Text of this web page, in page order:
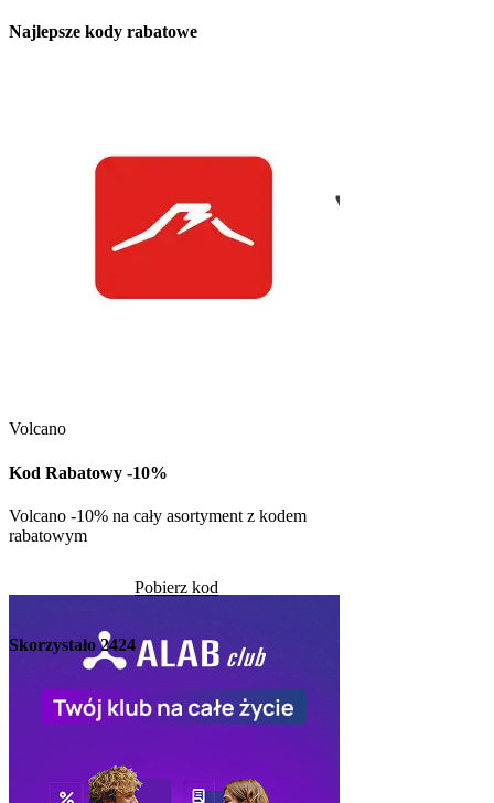
Najlepsze kody rabatowe
Volcano
Kod Rabatowy -10%
Volcano -10% na cały asortyment z kodem
rabatowym
Pobierz kod
Skorzystało2424